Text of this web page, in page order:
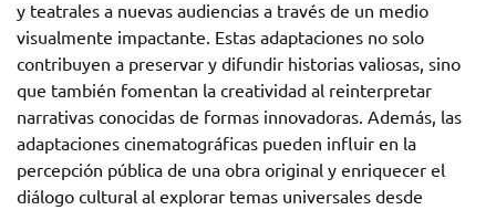
y teatrales a nuevas audiencias a través de un medio
visualmente impactante. Estas adaptaciones no solo
contribuyen a preservar y difundir historias valiosas, sino
que también fomentan la creatividad al reinterpretar
narrativas conocidas de formas innovadoras. Además, las
adaptaciones cinematográficas pueden influir en la
percepción pública de una obra original y enriquecer el
diálogo cultural al explorar temas universales desde